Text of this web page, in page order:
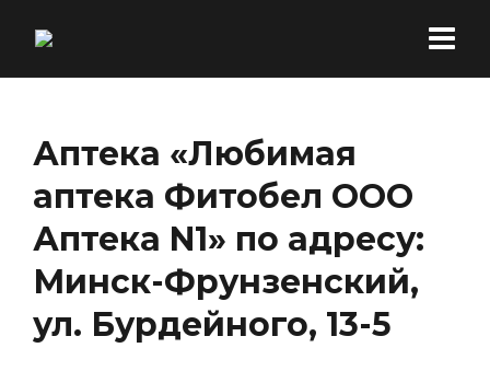
Аптека «Любимая
аптека Фитобел ООО
Аптека N1» по адресу:
Минск-Фрунзенский,
ул. Бурдейного, 13-5